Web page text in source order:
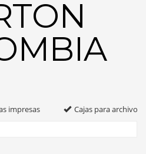
impresas Cajas para archivo